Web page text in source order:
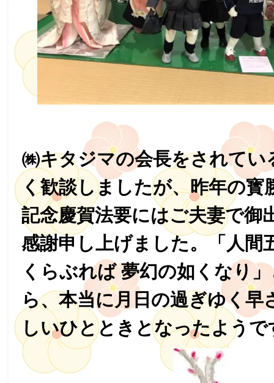
㈱キタジマの会長をされてい
く歓談しましたが、昨年の寳
記念慶賀法要にはご夫妻で御
感謝申し上げました。「人間
くらぶれば 夢幻の如くなり
ら、本当に月日の過ぎゆく早
しいひとときとなったよう